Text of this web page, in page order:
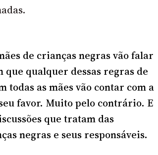
de crianças negras vão falar
qualquer dessas regras de
todas as mães vão contar com a
favor. Muito pelo contrário. E
que tratam das
negras e seus responsáveis.